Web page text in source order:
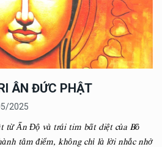
ÂN ĐỨC PHẬT
2025
từ Ấn Độ và trái tim bất diệt của Bồ
tâm điểm, không chỉ là lời nhắc nhở